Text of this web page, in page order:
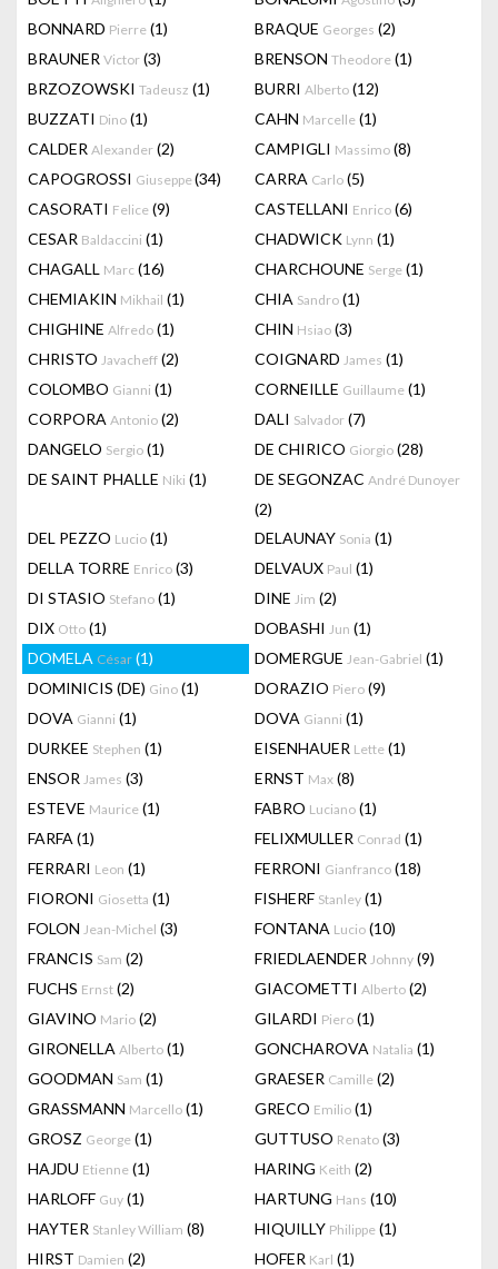
BONNARD Pierre (1) BRAQUE Georges (2)
BRAUNER Victor (3) BRENSON Theodore (1)
BRZOZOWSKI Tadeusz (1) BURRI Alberto (12)
BUZZATI Dino (1) CAHN Marcelle (1)
CALDER Alexander (2) CAMPIGLI Massimo (8)
CAPOGROSSI Giuseppe(34) CARRA Carlo (5)
CASORATI Felice (9) CASTELLANI Enrico (6)
CESAR Baldaccini (1) CHADWICK Lynn (1)
CHAGALL Marc (16) CHARCHOUNE Serge (1)
CHEMIAKIN Mikhail (1) CHIA Sandro (1)
CHIGHINE Alfredo (1) CHIN Hsiao (3)
CHRISTO Javacheff (2) COIGNARD James (1)
COLOMBO Gianni (1) CORNEILLE Guillaume (1)
CORPORA Antonio (2) DALI Salvador (7)
DANGELO Sergio (1) DE CHIRICO Giorgio (28)
DE SAINT PHALLE Niki (1) DE SEGONZAC André Dunoyer
(2)
DEL PEZZO Lucio (1) DELAUNAY Sonia (1)
DELLA TORRE Enrico (3) DELVAUX Paul (1)
DI STASIO Stefano (1) DINE Jim (2)
DIX Otto (1) DOBASHI Jun (1)
DOMELA César (1) DOMERGUE Jean-Gabriel (1)
DOMINICIS (DE) Gino (1) DORAZIO Piero (9)
DOVA Gianni (1) DOVA Gianni (1)
DURKEE Stephen (1) EISENHAUER Lette (1)
ENSOR James (3) ERNST Max (8)
ESTEVE Maurice (1) FABRO Luciano (1)
FARFA (1) FELIXMULLER Conrad (1)
FERRARI Leon (1) FERRONI Gianfranco (18)
FIORONI Giosetta (1) FISHERF Stanley (1)
FOLON Jean-Michel (3) FONTANA Lucio (10)
FRANCIS Sam (2) FRIEDLAENDER Johnny (9)
FUCHS Ernst (2) GIACOMETTI Alberto (2)
GIAVINO Mario (2) GILARDI Piero (1)
GIRONELLA Alberto (1) GONCHAROVA Natalia (1)
GOODMAN Sam (1) GRAESER Camille (2)
GRASSMANN Marcello (1) GRECO Emilio (1)
GROSZ George (1) GUTTUSO Renato (3)
HAJDU Etienne (1) HARING Keith (2)
HARLOFF Guy (1) HARTUNG Hans (10)
HAYTER Stanley William (8) HIQUILLY Philippe (1)
HIRST Damien (2) HOFER Karl (1)